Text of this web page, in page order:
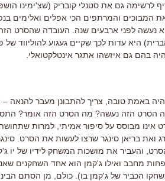
לרשימה גם את סטנלי קובריק (שצ'ימינו
המבוכים והמרתפים הכי אפלים ואלימים
נעשה לפני ארבעים שנה. העובדה שהסרט
היא עדות לכך שקיים געגוע להוליווד
בהם גם איזשהו אתגר אינטלקטואלי.
באמת טובה, צריך להתבונן מעבר להנאה
הסרט הזה נעשה? מה הסרט הזה אומר?
אינו מבוסס על סיפור אמיתי, למרות
והעביר את מושכות המשחק לידיו של יו
מחבב ואילו ג'קמן הוא אחד השחקנים
הכביר של ג'קמן בו). כולם, מן הסתם